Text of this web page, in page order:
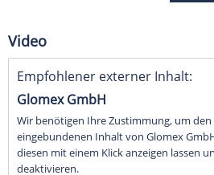
Video
Empfohlener externer Inhalt:
Glomex GmbH
Wir benötigen Ihre Zustimmung, um
eingebundenen Inhalt von Glomex
diesen mit einem Klick anzeigen lassen
deaktivieren.